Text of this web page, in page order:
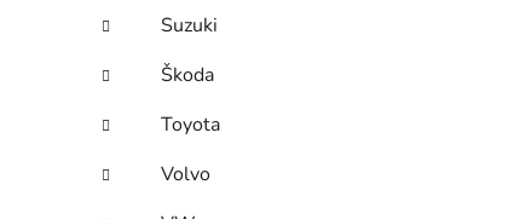
Suzuki
Škoda
Toyota
Volvo